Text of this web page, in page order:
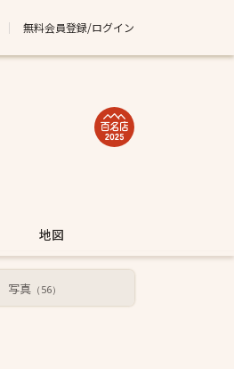
無料会員登録/ログイン
写真 （56）
地図